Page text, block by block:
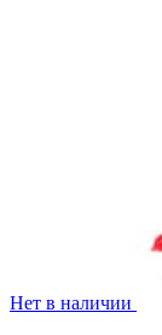
Нет в наличии